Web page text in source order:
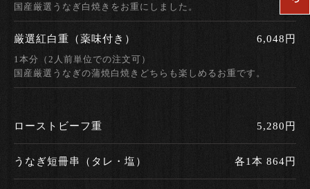
国産厳選うなぎ白焼きをお重にしました。
厳選紅白重（薬味付き） 6,048円
1本分（2人前単位での注文可）
国産厳選うなぎの蒲焼白焼きどちらも楽しめるお重です。
ローストビーフ重 5,280円
うなぎ短冊串（タレ・塩） 各1本 864円